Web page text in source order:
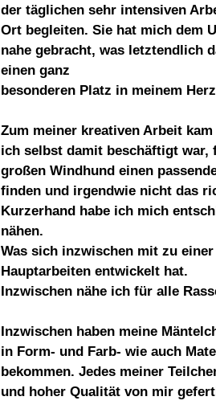
der täglichen sehr intensiven
Ort begleiten. Sie hat mich dem
nahe gebracht, was letztendlich
einen ganz
besonderen Platz in meinem
Zum meiner kreativen Arbeit
ich selbst damit beschäftigt war,
großen Windhund einen
finden und irgendwie nicht das
Kurzerhand habe ich mich
nähen.
Was sich inzwischen mit zu
Hauptarbeiten entwickelt hat.
Inzwischen nähe ich für alle
Inzwischen haben meine
in Form- und Farb- wie auch
bekommen. Jedes meiner
und hoher Qualität von mir